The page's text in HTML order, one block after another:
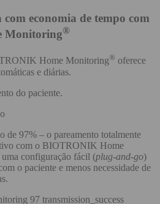
economia de tempo com
Monitoring®
Home Monitoring® oferece
e diárias.
do paciente.
de 97% – o pareamento totalmente
com o BIOTRONIK Home
configuração fácil (plug-and-go)
o paciente e menos necessidade de